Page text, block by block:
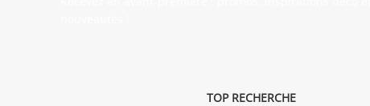
TOP RECHERCHE